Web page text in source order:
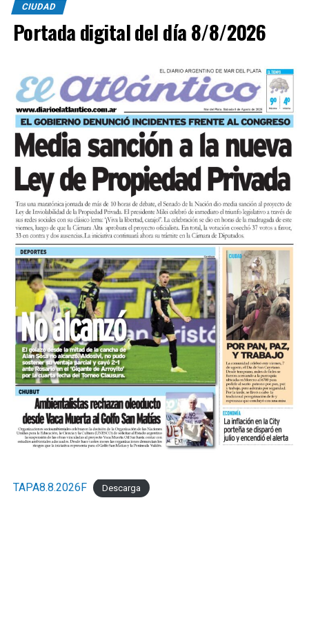
CIUDAD
Portada digital del día 8/8/2026
TAPA8.8.2026F Descarga